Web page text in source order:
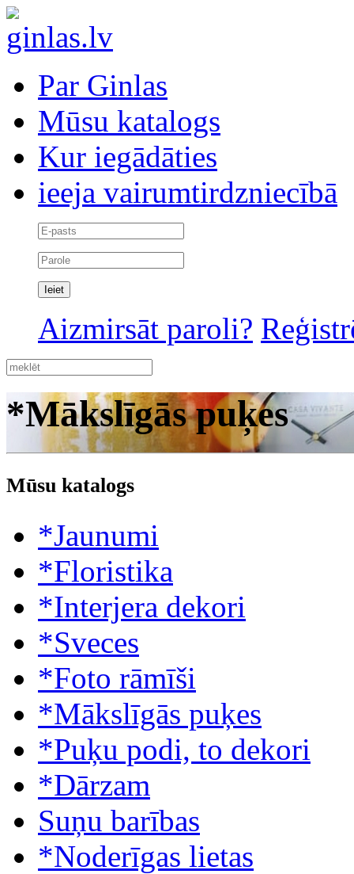
Par Ginlas
Mūsu katalogs
Kur iegādāties
ieeja vairumtirdzniecībā
Aizmirsāt paroli?
*Mākslīgās puķes
Mūsu katalogs
*Jaunumi
*Floristika
*Interjera dekori
*Sveces
*Foto rāmīši
*Mākslīgās puķes
*Puķu podi, to dekori
*Dārzam
Suņu barības
*Noderīgas lietas